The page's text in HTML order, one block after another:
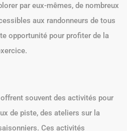
par eux-mêmes, de nombreux
aux randonneurs de tous
opportunité pour profiter de la
offrent souvent des activités pour
de piste, des ateliers sur la
Ces activités